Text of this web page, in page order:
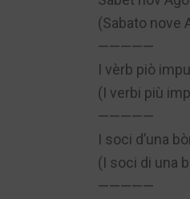
(Sabato nove
—————
I vèrb piò
(I verbi più
—————
I soci d’una
(I soci di una
—————